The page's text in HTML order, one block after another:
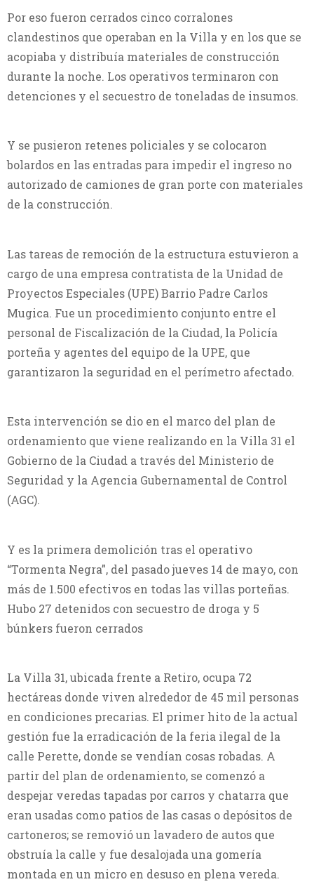
Por eso fueron cerrados cinco corralones
clandestinos que operaban en la Villa y en los que se
acopiaba y distribuía materiales de construcción
durante la noche. Los operativos terminaron con
detenciones y el secuestro de toneladas de insumos.
Y se pusieron retenes policiales y se colocaron
bolardos en las entradas para impedir el ingreso no
autorizado de camiones de gran porte con materiales
de la construcción.
Las tareas de remoción de la estructura estuvieron a
cargo de una empresa contratista de la Unidad de
Proyectos Especiales (UPE) Barrio Padre Carlos
Mugica. Fue un procedimiento conjunto entre el
personal de Fiscalización de la Ciudad, la Policía
porteña y agentes del equipo de la UPE, que
garantizaron la seguridad en el perímetro afectado.
​Esta intervención se dio en el marco del plan de
ordenamiento que viene realizando en la Villa 31 el
Gobierno de la Ciudad a través del Ministerio de
Seguridad y la Agencia Gubernamental de Control
(AGC).
Y es la primera demolición tras el operativo
“Tormenta Negra”, del pasado jueves 14 de mayo, con
más de 1.500 efectivos en todas las villas porteñas.
Hubo 27 detenidos con secuestro de droga y 5
búnkers fueron cerrados
La Villa 31, ubicada frente a Retiro, ocupa 72
hectáreas donde viven alrededor de 45 mil personas
en condiciones precarias. El primer hito de la actual
gestión fue la erradicación de la feria ilegal de la
calle Perette, donde se vendían cosas robadas. A
partir del plan de ordenamiento, se comenzó a
despejar veredas tapadas por carros y chatarra que
eran usadas como patios de las casas o depósitos de
cartoneros; se removió un lavadero de autos que
obstruía la calle y fue desalojada una gomería
montada en un micro en desuso en plena vereda.